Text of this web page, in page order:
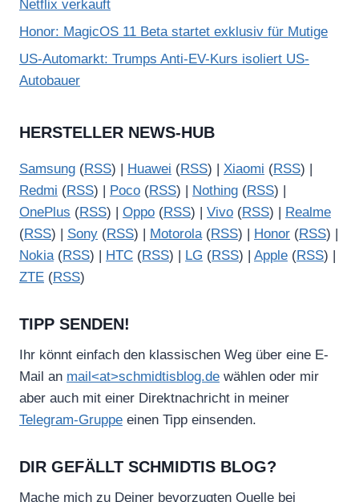
Netflix verkauft
Honor: MagicOS 11 Beta startet exklusiv für Mutige
US-Automarkt: Trumps Anti-EV-Kurs isoliert US-
Autobauer
HERSTELLER NEWS-HUB
Samsung (RSS) | Huawei (RSS) | Xiaomi (RSS) |
Redmi (RSS) | Poco (RSS) | Nothing (RSS) |
OnePlus (RSS) | Oppo (RSS) | Vivo (RSS) |
Realme
(RSS) | Sony (RSS) | Motorola(RSS) | Honor (RSS) |
Nokia(RSS) | HTC (RSS) | LG (RSS) | Apple (RSS) |
ZTE (RSS)
TIPP SENDEN!
Ihr könnt einfach den klassischen Weg über eine E-
Mail an mail<at>schmidtisblog.de wählen oder mir
aber auch mit einer Direktnachricht in meiner
Telegram-Gruppe einen Tipp einsenden.
DIR GEFÄLLT SCHMIDTIS BLOG?
Mache mich zu Deiner bevorzugten Quelle bei